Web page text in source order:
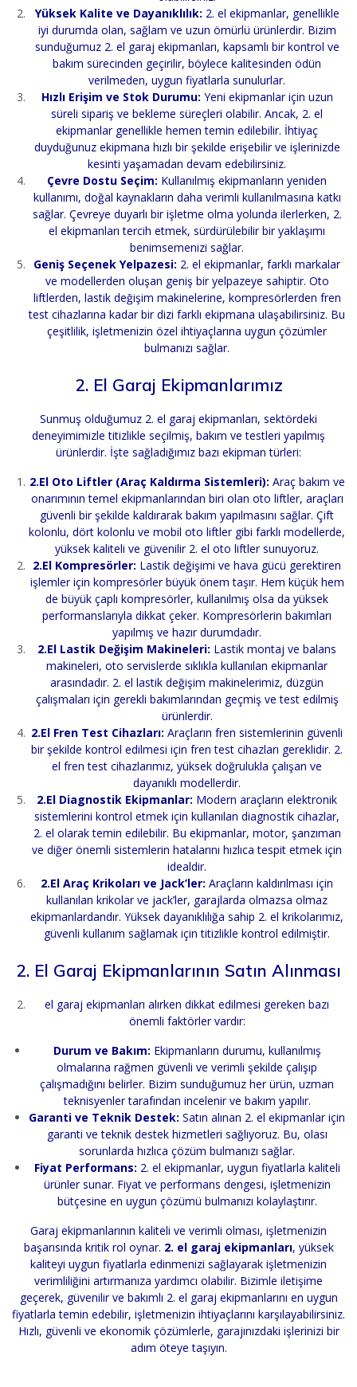
Yüksek Kalite ve Dayanıklılık: 2. el ekipmanlar, genellikle
iyi durumda olan, sağlam ve uzun ömürlü ürünlerdir. Bizim
sunduğumuz 2. el garaj ekipmanları, kapsamlı bir kontrol ve
bakım sürecinden geçirilir, böylece kalitesinden ödün
verilmeden, uygun fiyatlarla sunulurlar.
Hızlı Erişim ve Stok Durumu: Yeni ekipmanlar için uzun
süreli sipariş ve bekleme süreçleri olabilir. Ancak, 2. el
ekipmanlar genellikle hemen temin edilebilir. İhtiyaç
duyduğunuz ekipmana hızlı bir şekilde erişebilir ve işlerinizde
kesinti yaşamadan devam edebilirsiniz.
Çevre Dostu Seçim: Kullanılmış ekipmanların yeniden
kullanımı, doğal kaynakların daha verimli kullanılmasına katkı
sağlar. Çevreye duyarlı bir işletme olma yolunda ilerlerken, 2.
el ekipmanları tercih etmek, sürdürülebilir bir yaklaşımı
benimsemenizi sağlar.
Geniş Seçenek Yelpazesi: 2. el ekipmanlar, farklı markalar
ve modellerden oluşan geniş bir yelpazeye sahiptir. Oto
liftlerden, lastik değişim makinelerine, kompresörlerden fren
test cihazlarına kadar bir dizi farklı ekipmana ulaşabilirsiniz. Bu
çeşitlilik, işletmenizin özel ihtiyaçlarına uygun çözümler
bulmanızı sağlar.
2. El Garaj Ekipmanlarımız
Sunmuş olduğumuz 2. el garaj ekipmanları, sektördeki
deneyimimizle titizlikle seçilmiş, bakım ve testleri yapılmış
ürünlerdir. İşte sağladığımız bazı ekipman türleri:
2.El Oto Liftler (Araç Kaldırma Sistemleri): Araç bakım ve
onarımının temel ekipmanlarından biri olan oto liftler, araçları
güvenli bir şekilde kaldırarak bakım yapılmasını sağlar. Çift
kolonlu, dört kolonlu ve mobil oto liftler gibi farklı modellerde,
yüksek kaliteli ve güvenilir 2. el oto liftler sunuyoruz.
2.El Kompresörler: Lastik değişimi ve hava gücü gerektiren
işlemler için kompresörler büyük önem taşır. Hem küçük hem
de büyük çaplı kompresörler, kullanılmış olsa da yüksek
performanslarıyla dikkat çeker. Kompresörlerin bakımları
yapılmış ve hazır durumdadır.
2.El Lastik Değişim Makineleri: Lastik montaj ve balans
makineleri, oto servislerde sıklıkla kullanılan ekipmanlar
arasındadır. 2. el lastik değişim makinelerimiz, düzgün
çalışmaları için gerekli bakımlarından geçmiş ve test edilmiş
ürünlerdir.
2.El Fren Test Cihazları: Araçların fren sistemlerinin güvenli
bir şekilde kontrol edilmesi için fren test cihazları gereklidir. 2.
el fren test cihazlarımız, yüksek doğrulukla çalışan ve
dayanıklı modellerdir.
2.El Diagnostik Ekipmanlar: Modern araçların elektronik
sistemlerini kontrol etmek için kullanılan diagnostik cihazlar,
2. el olarak temin edilebilir. Bu ekipmanlar, motor, şanzıman
ve diğer önemli sistemlerin hatalarını hızlıca tespit etmek için
idealdir.
2.El Araç Krikoları ve Jack’ler: Araçların kaldırılması için
kullanılan krikolar ve jack’ler, garajlarda olmazsa olmaz
ekipmanlardandır. Yüksek dayanıklılığa sahip 2. el krikolarımız,
güvenli kullanım sağlamak için titizlikle kontrol edilmiştir.
2. El Garaj Ekipmanlarının Satın Alınması
el garaj ekipmanları alırken dikkat edilmesi gereken bazı
önemli faktörler vardır:
Durum ve Bakım: Ekipmanların durumu, kullanılmış
olmalarına rağmen güvenli ve verimli şekilde çalışıp
çalışmadığını belirler. Bizim sunduğumuz her ürün, uzman
teknisyenler tarafından incelenir ve bakım yapılır.
Garanti ve Teknik Destek: Satın alınan 2. el ekipmanlar için
garanti ve teknik destek hizmetleri sağlıyoruz. Bu, olası
sorunlarda hızlıca çözüm bulmanızı sağlar.
Fiyat Performans: 2. el ekipmanlar, uygun fiyatlarla kaliteli
ürünler sunar. Fiyat ve performans dengesi, işletmenizin
bütçesine en uygun çözümü bulmanızı kolaylaştırır.
Garaj ekipmanlarının kaliteli ve verimli olması, işletmenizin
başarısında kritik rol oynar. 2. el garaj ekipmanları, yüksek
kaliteyi uygun fiyatlarla edinmenizi sağlayarak işletmenizin
verimliliğini artırmanıza yardımcı olabilir. Bizimle iletişime
geçerek, güvenilir ve bakımlı 2. el garaj ekipmanlarını en uygun
fiyatlarla temin edebilir, işletmenizin ihtiyaçlarını karşılayabilirsiniz.
Hızlı, güvenli ve ekonomik çözümlerle, garajınızdaki işlerinizi bir
adım öteye taşıyın.